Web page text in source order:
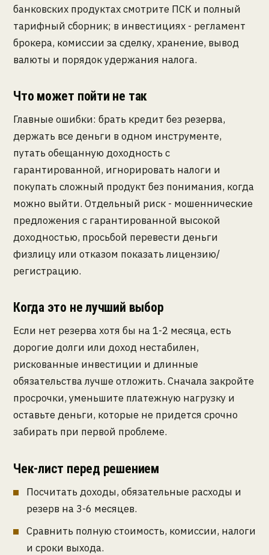
банковских продуктах смотрите ПСК и полный
тарифный сборник; в инвестициях - регламент
брокера, комиссии за сделку, хранение, вывод
валюты и порядок удержания налога.
Что может пойти не так
Главные ошибки: брать кредит без резерва,
держать все деньги в одном инструменте,
путать обещанную доходность с
гарантированной, игнорировать налоги и
покупать сложный продукт без понимания, когда
можно выйти. Отдельный риск - мошеннические
предложения с гарантированной высокой
доходностью, просьбой перевести деньги
физлицу или отказом показать лицензию/
регистрацию.
Когда это не лучший выбор
Если нет резерва хотя бы на 1-2 месяца, есть
дорогие долги или доход нестабилен,
рискованные инвестиции и длинные
обязательства лучше отложить. Сначала закройте
просрочки, уменьшите платежную нагрузку и
оставьте деньги, которые не придется срочно
забирать при первой проблеме.
Чек-лист перед решением
Посчитать доходы, обязательные расходы и
резерв на 3-6 месяцев.
Сравнить полную стоимость, комиссии, налоги
и сроки выхода.